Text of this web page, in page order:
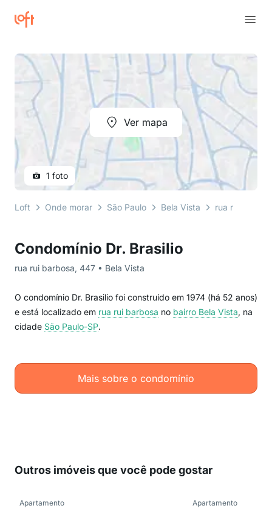
Condomínio Dr. Brasilio
rua rui barbosa, 447 • Bela Vista
O condomínio Dr. Brasilio foi construído em 1974 (há 52 anos)
e está localizado em rua rui barbosa no bairro Bela Vista, na
cidade São Paulo-SP.
Mais sobre o condomínio
Ver mapa
1 foto
Loft Onde morar São Paulo Bela Vista rua rui
Outros imóveis que você pode gostar
Apartamento Apartamento